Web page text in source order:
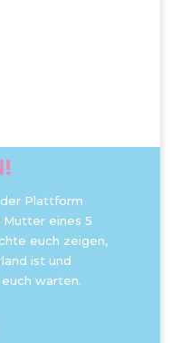
der Plattform
Mutter eines 5
euch zeigen,
ist und
warten.